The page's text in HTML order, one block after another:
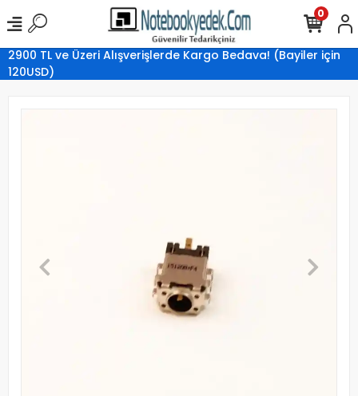
2900 TL ve Üzeri Alışverişlerde Kargo Bedava! (Bayiler için
120USD)
0